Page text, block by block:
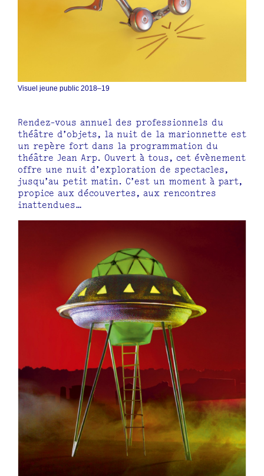
Visuel jeune public 2018–19
Rendez-vous annuel des professionnels du
théâtre d’objets, la nuit de la marionnette est
un repère fort dans la programmation du
théâtre Jean Arp. Ouvert à tous, cet évènement
offre une nuit d’exploration de spectacles,
jusqu’au petit matin. C’est un moment à part,
propice aux découvertes, aux rencontres
inattendues…